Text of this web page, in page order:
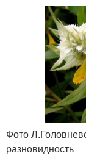
Фото
разновидность